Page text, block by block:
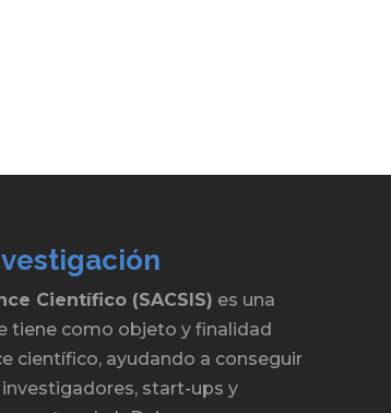
Científico (SACSIS) es una
tiene como objeto y finalidad
científico, ayudando a conseguir
start-ups y